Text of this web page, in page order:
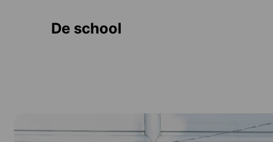
De school